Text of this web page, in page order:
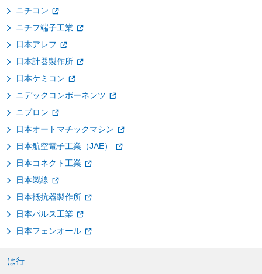
ニチコン
ニチフ端子工業
日本アレフ
日本計器製作所
日本ケミコン
ニデックコンポーネンツ
ニプロン
日本オートマチックマシン
日本航空電子工業（JAE）
日本コネクト工業
日本製線
日本抵抗器製作所
日本パルス工業
日本フェンオール
は行